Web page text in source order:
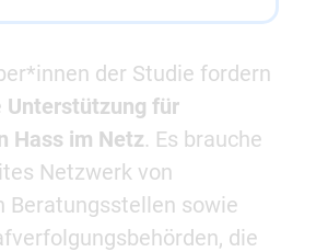
der Studie fordern
Unterstützung für
Hass im Netz. Es brauche
Netzwerk von
Beratungsstellen sowie
die